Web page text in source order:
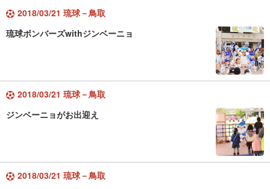
2018/03/21 琉球－鳥取
琉球ボンバーズwithジンベーニョ
2018/03/21 琉球－鳥取
ジンベーニョがお出迎え
2018/03/21 琉球－鳥取